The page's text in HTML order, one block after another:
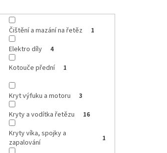
Čištění a mazání na řetěz 1
Elektro díly 4
Kotouče přední 1
Kryt výfuku a motoru 3
Kryty a vodítka řetězu 16
Kryty víka, spojky a
zapalování
1